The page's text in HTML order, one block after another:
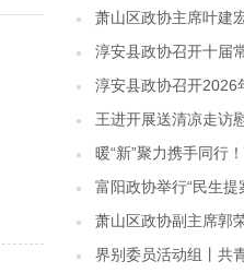
萧山区政协主席叶建
淳安县政协召开十届
淳安县政协召开2026
王进开展送清凉走访
暖“新”聚力携手同行
富阳政协举行“民生提
萧山区政协副主席郭
界别委员活动组丨共